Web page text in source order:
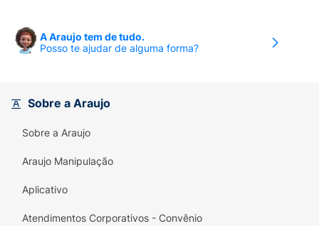
Composição:40% poliéster. 20% Nylon. 30%
Borracha. 10% Elastan.
A Araujo tem de tudo.
Posso te ajudar de alguma forma?
Sobre a Araujo
Sobre a Araujo
Araujo Manipulação
Aplicativo
Atendimentos Corporativos - Convênio